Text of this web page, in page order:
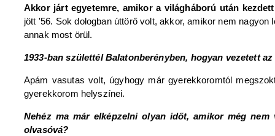
Akkor járt egyetemre, amikor a világháború után
jött '56. Sok dologban úttörő volt, akkor, amikor nem
annak most örül.
1933-ban születtél Balatonberényben, hogyan vezetett
Apám vasutas volt, úgyhogy már gyerekkoromtól
gyerekkorom helyszínei.
Nehéz ma már elképzelni olyan időt, amikor még
olvasóvá?